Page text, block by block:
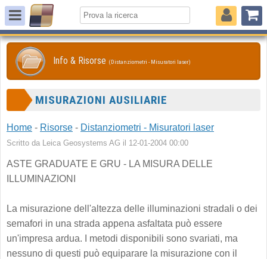
Info & Risorse (Distanziometri - Misuratori laser)
MISURAZIONI AUSILIARIE
Home - Risorse - Distanziometri - Misuratori laser
Scritto da Leica Geosystems AG il 12-01-2004 00:00
ASTE GRADUATE E GRU - LA MISURA DELLE
ILLUMINAZIONI
La misurazione dell'altezza delle illuminazioni stradali o dei
semafori in una strada appena asfaltata può essere
un'impresa ardua. I metodi disponibili sono svariati, ma
nessuno di questi può equiparare la misurazione con il